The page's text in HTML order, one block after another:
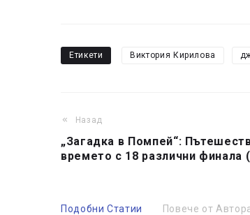
Етикети Виктория Кирилова
Назад
„Загадка в Помпей“:
времето с 18 различни
Подобни Статии Повече от